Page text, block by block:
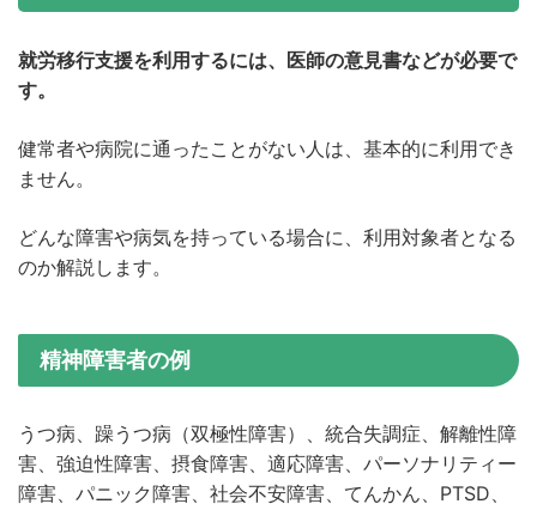
就労移行支援を利用するには、医師の意見書などが必要で
す。
健常者や病院に通ったことがない人は、基本的に利用でき
ません。
どんな障害や病気を持っている場合に、利用対象者となる
のか解説します。
精神障害者の例
うつ病、躁うつ病（双極性障害）、統合失調症、解離性障
害、強迫性障害、摂食障害、適応障害、パーソナリティー
障害、パニック障害、社会不安障害、てんかん、PTSD、